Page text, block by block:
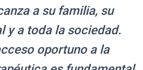
a su familia, su
y a toda la sociedad.
oportuno a la